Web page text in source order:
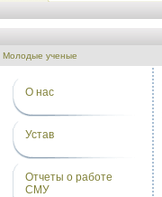
Молодые ученые
О нас
Устав
Отчеты о работе
СМУ